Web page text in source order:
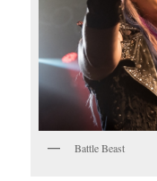
Battle Beast